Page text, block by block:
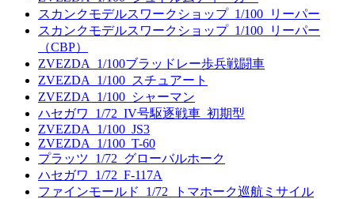
スカンクモデルスワークショップ_1/100_リーパー
スカンクモデルスワークショップ_1/100_リーパー
（CBP）
ZVEZDA_1/100ブラッドレー歩兵戦闘車
ZVEZDA_1/100_スチュアート
ZVEZDA_1/100_シャーマン
ハセガワ_1/72_IV号駆逐戦車_初期型
ZVEZDA_1/100_JS3
ZVEZDA_1/100_T-60
プラッツ_1/72_グローバルホーク
ハセガワ_1/72_F-117A
ファインモールド_1/72_トマホーク巡航ミサイル